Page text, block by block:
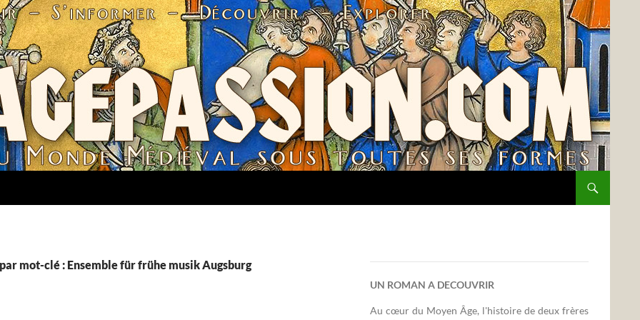
mot-clé : Ensemble für frühe musik Augsburg
UN ROMAN A DECOUVRIR
Au cœur du Moyen Âge, l'histoire de deux frères